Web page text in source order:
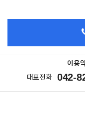
이용
대표전화 042-